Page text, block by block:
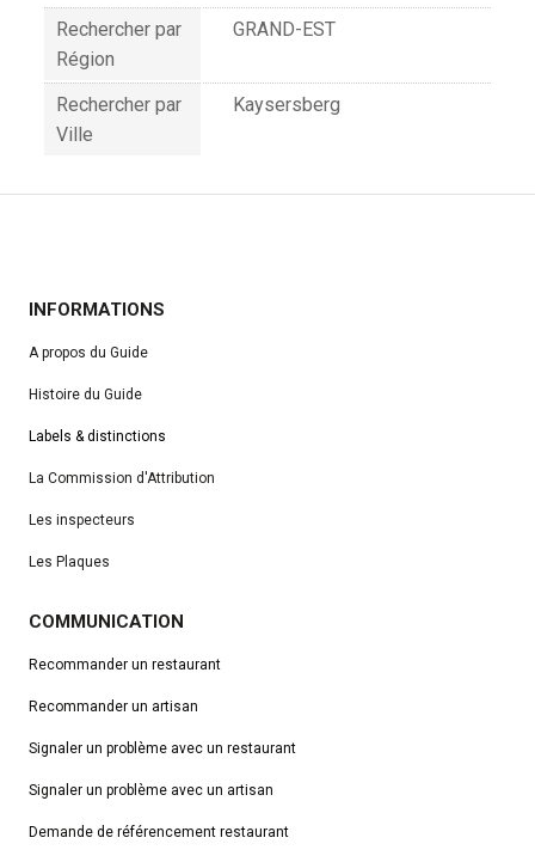
Rechercher par
Région
GRAND-EST
Rechercher par
Ville
Kaysersberg
INFORMATIONS
A propos du Guide
Histoire du Guide
Labels & distinctions
La Commission d'Attribution
Les inspecteurs
Les Plaques
COMMUNICATION
Recommander un restaurant
Recommander un artisan
Signaler un problème avec un restaurant
Signaler un problème avec un artisan
Demande de référencement restaurant